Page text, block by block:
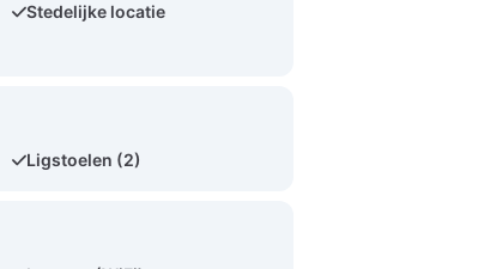
Stedelijke locatie
Ligstoelen (2)